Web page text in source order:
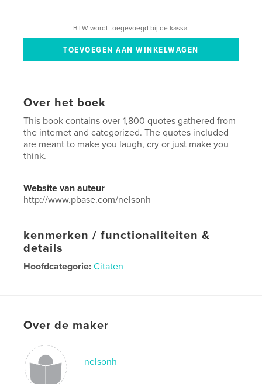
BTW wordt toegevoegd bij de kassa.
Over het boek
This book contains over 1,800 quotes gathered from
the internet and categorized. The quotes included
are meant to make you laugh, cry or just make you
think.
Website van auteur
http://www.pbase.com/nelsonh
kenmerken / functionaliteiten &
details
Hoofdcategorie: Citaten
TaalEnglish
Over de maker
nelsonh